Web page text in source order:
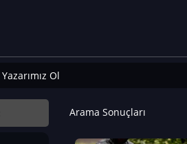
Yazarımız Ol
Arama Sonuçları